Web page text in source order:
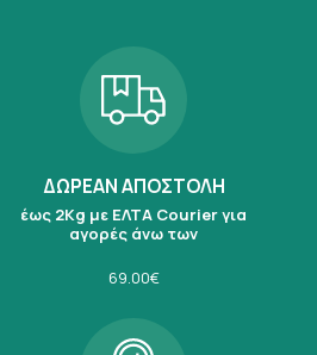
ΔΩΡΕΑΝ ΑΠΟΣΤΟΛΗ
έως 2Kg με ΕΛΤΑ Courier για
αγορές άνω των
69.00€